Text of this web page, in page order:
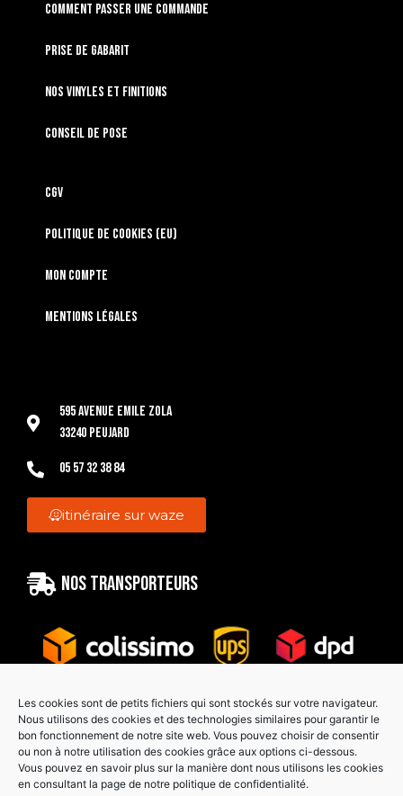
Les cookies sont de petits fichiers qui sont stockés sur votre navigateur.
Nous utilisons des cookies et des technologies similaires pour garantir le
bon fonctionnement de notre site web. Vous pouvez choisir de consentir
ou non à notre utilisation des cookies grâce aux options ci-dessous.
Vous pouvez en savoir plus sur la manière dont nous utilisons les cookies
en consultant la page de notre politique de confidentialité.
Comment passer une commande
Prise de gabarit
Nos vinyles et finitions
Conseil de pose
CGV
Politique de cookies (EU)
Mon compte
Mentions légales
595 Avenue Emile Zola
33240 Peujard
05 57 32 38 84
itinéraire sur waze
Nos transporteurs
Paiement sécurisé